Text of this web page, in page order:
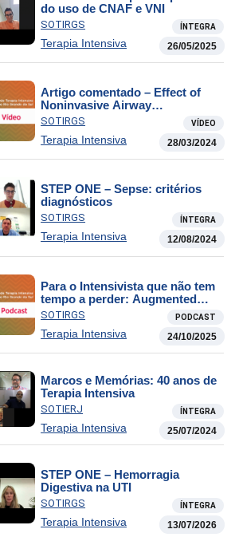
do uso de CNAF e VNI
SOTIRGS ÍNTEGRA
Terapia Intensiva 26/05/2025
Artigo comentado – Effect of
Noninvasive Airway
Management of Comatose
Patients With Acute Poisoning
SOTIRGS VÍDEO
Terapia Intensiva 28/03/2024
STEP ONE – Sepse: critérios
diagnósticos
SOTIRGS ÍNTEGRA
Terapia Intensiva 12/08/2024
Para o Intensivista que não tem
tempo a perder: Augmented
Enteral Protein During Critical
Illness: The TARGET Protein
Randomized Clinical Trial
SOTIRGS PODCAST
Terapia Intensiva 24/10/2025
Marcos e Memórias: 40 anos de
Terapia Intensiva
SOTIERJ ÍNTEGRA
Terapia Intensiva 25/07/2024
STEP ONE – Hemorragia
Digestiva na UTI
SOTIRGS ÍNTEGRA
Terapia Intensiva 13/07/2026